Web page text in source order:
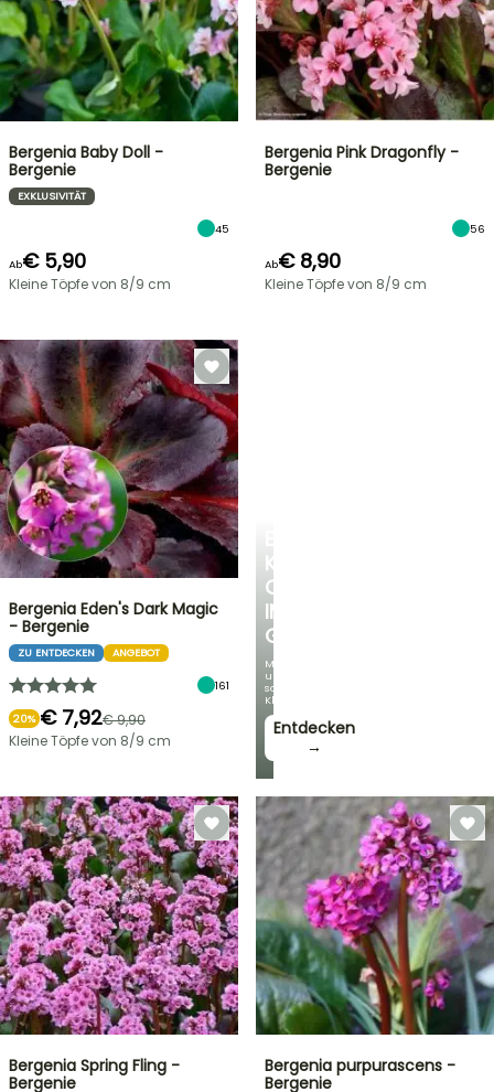
KÜHLE
OASE
IM
GARTEN
Mit
unseren
schönsten
Kletterpflanzen!
Entdecken
→
Bergenia Baby Doll -
Bergenie
EXKLUSIVITÄT
45
Ab€ 5,90
Kleine Töpfe von 8/9 cm
Bergenia Pink Dragonfly -
Bergenie
56
Ab€ 8,90
Kleine Töpfe von 8/9 cm
Bergenia Eden's Dark Magic
- Bergenie
ZU ENTDECKEN ANGEBOT
161
20% € 7,92€ 9,90
Kleine Töpfe von 8/9 cm
Bergenia Spring Fling -
Bergenie
Bergenia purpurascens -
Bergenie